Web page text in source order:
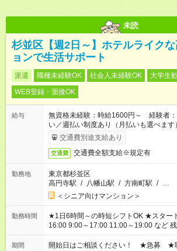
未読
杉並区【週2日～】ホテルライク
ョンで生活サポート
派遣 職種未経験OK 社会人未経験OK 大学生
WEB登録・面接OK
給与
無資格未経験：時給1600円～ 経験者
い／週払い制度あり（月払いも選べま
完了次第のお支払いとなります。
交通費別途支給あり
交通費 交通費全額支給※規定有
勤務地
東京都杉並区
高円寺駅 / 八幡山駅 / 方南町駅 / …
＜シニア向けマンション＞
勤務時間
★1日6時間～の時短シフトOK ★スタート時間選べます！ 7:00～
16:00 9:00～17:00 11:00～19:00 など 残業なし！
場合、他のお仕事と合わせ週40時間超
ん ※法令に基づき、週20時間以上勤務
期間
開始日はご相談ください！ ★急募 ★